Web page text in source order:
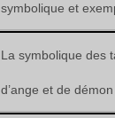
symbolique et
La symbolique des
d’ange et de démon